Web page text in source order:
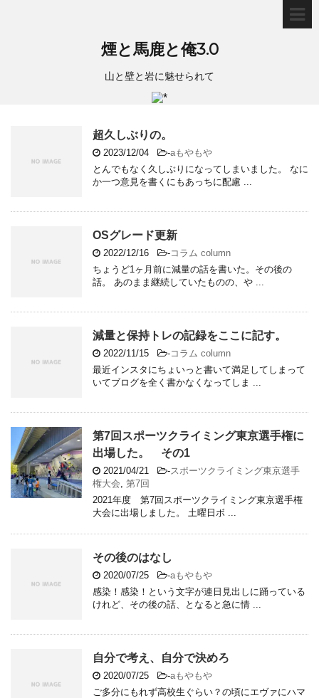
煙と馬鹿と俺3.0
山と壁と岩に魅せられて
超久しぶりの。
2023/12/04 -aもやもや
とんでもなく久しぶりになってしまいました。 なに
か一つ意見を書くにもあっちに配慮 ...
OSグレード更新
2022/12/16 -コラム column
ちょうど1ヶ月前に減量の話を書いた。その後の
話。 あのまま継続していたものの、や ...
減量と保持トレの記録をここに記す。
2022/11/15 -コラム column
最近インスタにちょいっと書いて満足してしまって
いてブログを全く書かなくなってしま ...
第7回スポーツクライミング東京選手権に
出場した。 その1
2021/04/21 -スポーツクライミング東京選手
権大会, 第7回
2021年度 第7回スポーツクライミング東京選手権
大会に出場しました。 土曜日ボ ...
その後のはなし
2020/07/25 -aもやもや
感染！感染！という文字が連日見出しに踊っている
けれど、その後の話、となると急に情 ...
自分で考え、自分で決めろ
2020/07/25 -aもやもや
ご多分にもれず高校生ぐらい？の頃にエヴァにハマ